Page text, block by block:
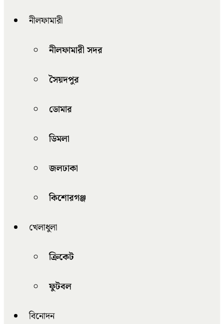
নীলফামারী
নীলফামারী সদর
সৈয়দপুর
ডোমার
ডিমলা
জলঢাকা
কিশোরগঞ্জ
খেলাধুলা
ক্রিকেট
ফুটবল
বিনোদন